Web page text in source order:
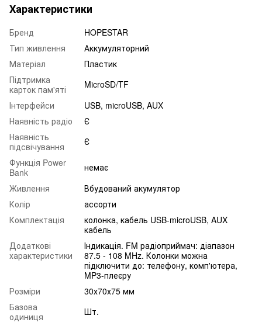
Характеристики
Бренд
HOPESTAR
Тип живлення
Аккумуляторний
Матеріал
Пластик
Підтримка
карток пам'яті
MicroSD/TF
Інтерфейси
USB, microUSB, AUX
Наявність радіо
Є
Наявність
підсвічування
Є
Функція Power
Bank
немає
Живлення
Вбудований акумулятор
Колір
ассорти
Комплектація
колонка, кабель USB-microUSB, AUX
кабель
Додаткові
характеристики
Індикація. FM радіоприймач: діапазон
87.5 - 108 MHz. Колонки можна
підключити до: телефону, комп'ютера,
MP3-плеєру
Розміри
30х70х75 мм
Базова
одиниця
Шт.